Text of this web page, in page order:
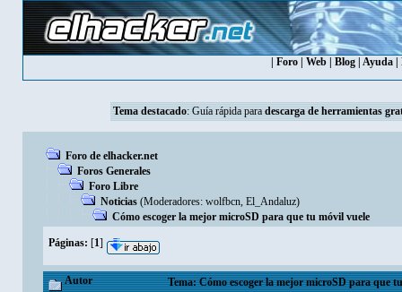
Foro| Web| Blog| Ayuda|
Tema destacado: Guía rápida para descarga de herramientas
Foro de elhacker.net
Foros Generales
Foro Libre
Noticias (Moderadores: wolfbcn, El_Andaluz)
Cómo escoger la mejor microSD para que tu móvil vuele
Páginas: [1]
Autor Tema: Cómo escoger la mejor microSD para que